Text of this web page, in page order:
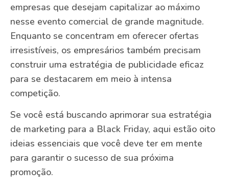
empresas que desejam capitalizar ao máximo
nesse evento comercial de grande magnitude.
Enquanto se concentram em oferecer ofertas
irresistíveis, os empresários também precisam
construir uma estratégia de publicidade eficaz
para se destacarem em meio à intensa
competição.
Se você está buscando aprimorar sua estratégia
de marketing para a Black Friday, aqui estão oito
ideias essenciais que você deve ter em mente
para garantir o sucesso de sua próxima
promoção.